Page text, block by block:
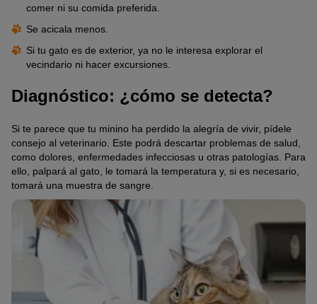
comer ni su comida preferida.
Se acicala menos.
Si tu gato es de exterior, ya no le interesa explorar el
vecindario ni hacer excursiones.
Diagnóstico: ¿cómo se detecta?
Si te parece que tu minino ha perdido la alegría de vivir, pídele
consejo al veterinario. Este podrá descartar problemas de salud,
como dolores, enfermedades infecciosas u otras patologías. Para
ello, palpará al gato, le tomará la temperatura y, si es necesario,
tomará una muestra de sangre.